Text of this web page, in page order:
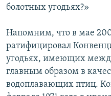
болотных угодьях?»
Напомним, что в мае
ратифицировал
угодьях, имеющих
главным образом в
водоплавающих птиц.